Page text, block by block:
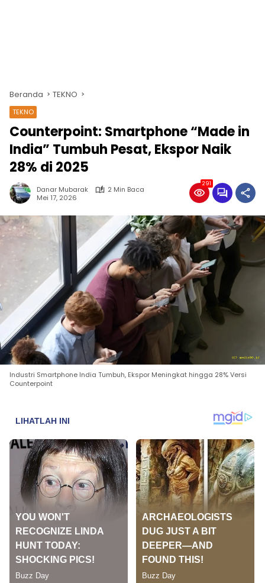
Beranda TEKNO
TEKNO
Counterpoint: Smartphone “Made in
India” Tumbuh Pesat, Ekspor Naik
28% di 2025
Danar Mubarak
2 Min Baca
Mei 17, 2026
291
Industri Smartphone India Tumbuh, Ekspor Meningkat hingga 28% Versi
Counterpoint